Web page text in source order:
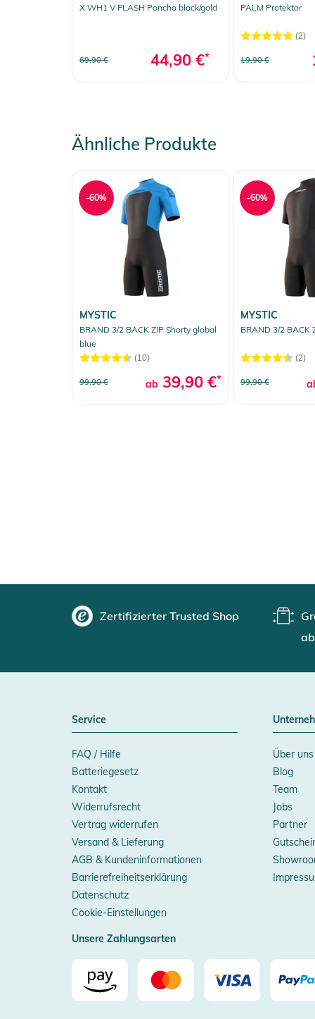
X WH1 V FLASH Poncho black/gold
69,90 € 44,90 €*
PALM Protektor
(2)
19,90 €
Ähnliche Produkte
MYSTIC
BRAND 3/2 BACK ZIP Shorty global
blue
(10)
99,90 € ab 39,90 €*
-60%
MYSTIC
BRAND 3/2 BACK
(2)
99,90 €
-60%
Zertifizierter Trusted Shop
Service
FAQ / Hilfe
Batteriegesetz
Kontakt
Widerrufsrecht
Vertrag widerrufen
Versand & Lieferung
AGB & Kundeninformationen
Barrierefreiheitserklärung
Datenschutz
Cookie-Einstellungen
Über uns
Blog
Team
Jobs
Partner
Unsere Zahlungsarten